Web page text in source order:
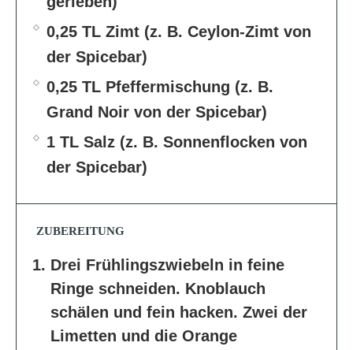
0,25 TL Zimt (z. B. Ceylon-Zimt von
der Spicebar)
0,25 TL Pfeffermischung (z. B.
Grand Noir von der Spicebar)
1 TL Salz (z. B. Sonnenflocken von
der Spicebar)
ZUBEREITUNG
Drei Frühlingszwiebeln in feine
Ringe schneiden. Knoblauch
schälen und fein hacken. Zwei der
Limetten und die Orange